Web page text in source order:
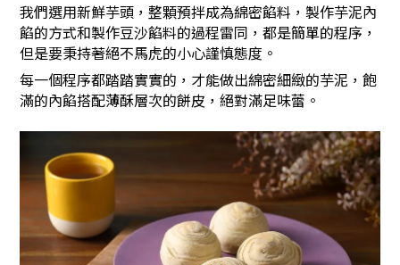
我們選用新鮮芋頭，整顆預拌成為綿密餡料，製作芋泥內
餡的方式和製作豆沙餡料的過程雷同，都是簡單的程序，
但是要秉持著絕不馬虎的小心謹慎態度。
每一個程序都踏踏實實的，才能做出綿密細緻的芋泥，飽
滿的內餡搭配薄酥層次的餅皮，絕對滿足味蕾。